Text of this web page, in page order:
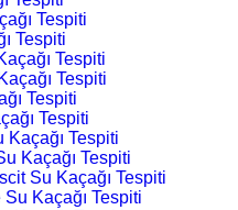
Tespiti
Tespiti
Tespiti
Tespiti
Tespiti
Tespiti
Kaçağı Tespiti
Kaçağı Tespiti
Su Kaçağı Tespiti
Kaçağı Tespiti